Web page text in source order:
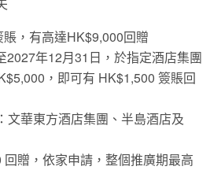
，有高達HK$9,000回贈
2027年12月31日，於指定酒店集團
，即可有 HK$1,500 簽賬回
文華東方酒店集團、半島酒店及
贈，依家申請，整個推廣期最高